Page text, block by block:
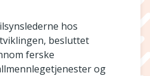
hos
besluttet
ferske
og